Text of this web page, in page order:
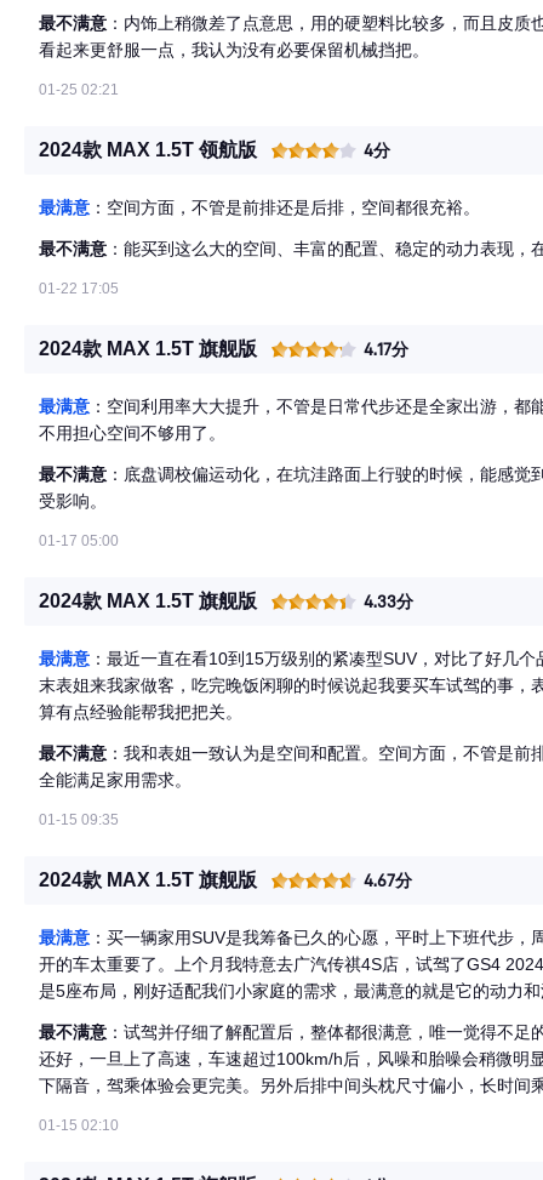
热、全景天幕，细节很贴心。 提车后通勤、接娃、周末短途出游
性价比拉满。没有华丽噱头，全是家用刚需，选它真的不后悔，适
最不满意 ：内饰上稍微差了点意思，用的硬塑料比较多，而且皮
看起来更舒服一点，我认为没有必要保留机械挡把。
01-25 02:21
2024款 MAX 1.5T 领航版 4分
最满意 ：空间方面，不管是前排还是后排，空间都很充裕。
最不满意 ：能买到这么大的空间、丰富的配置、稳定的动力表现，
01-22 17:05
2024款 MAX 1.5T 旗舰版 4.17分
最满意 ：空间利用率大大提升，不管是日常代步还是全家出游，
不用担心空间不够用了。
最不满意 ：底盘调校偏运动化，在坑洼路面上行驶的时候，能感
受影响。
01-17 05:00
2024款 MAX 1.5T 旗舰版 4.33分
最满意 ：最近一直在看10到15万级别的紧凑型SUV，对比了好几
末表姐来我家做客，吃完晚饭闲聊的时候说起我要买车试驾的事，
算有点经验能帮我把把关。
最不满意 ：我和表姐一致认为是空间和配置。空间方面，不管是
全能满足家用需求。
01-15 09:35
2024款 MAX 1.5T 旗舰版 4.67分
最满意 ：买一辆家用SUV是我筹备已久的心愿，平时上下班代步
开的车太重要了。上个月我特意去广汽传祺4S店，试驾了GS4
是5座布局，刚好适配我们小家庭的需求，最满意的就是它的动力
出行首选。
最不满意 ：试驾并仔细了解配置后，整体都很满意，唯一觉得不
还好，一旦上了高速，车速超过100km/h后，风噪和胎噪会稍微明
下隔音，驾乘体验会更完美。另外后排中间头枕尺寸偏小，长时间
01-15 02:10